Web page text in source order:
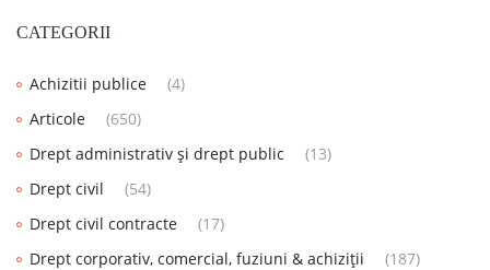
CATEGORII
Achizitii publice
(4)
Articole
(650)
Drept administrativ și drept public
(13)
Drept civil
(54)
Drept civil contracte
(17)
Drept corporativ, comercial, fuziuni & achiziții
(187)